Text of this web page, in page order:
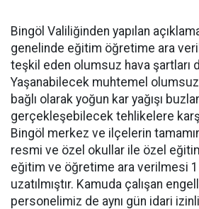
Bingöl Valiliğinden yapılan
genelinde eğitim öğretime ara
teşkil eden olumsuz hava şartları
Yaşanabilecek muhtemel olumsuz
bağlı olarak yoğun kar yağışı
gerçekleşebilecek tehlikelere
Bingöl merkez ve ilçelerin
resmi ve özel okullar ile özel
eğitim ve öğretime ara verilmesi
uzatılmıştır. Kamuda çalışan
personelimiz de aynı gün idari